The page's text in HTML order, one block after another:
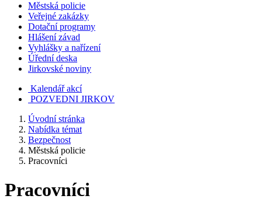
Městská policie
Veřejné zakázky
Dotační programy
Hlášení závad
Vyhlášky a nařízení
Úřední deska
Jirkovské noviny
Kalendář akcí
POZVEDNI JIRKOV
Úvodní stránka
Nabídka témat
Bezpečnost
Městská policie
Pracovníci
Pracovníci